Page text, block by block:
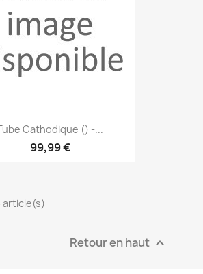
Cathodique () -...
99,99 €
article(s)
Retour en haut 